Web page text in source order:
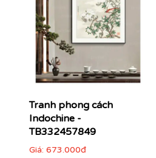
Tranh phong cách
Indochine -
TB332457849
Giá: 673.000đ